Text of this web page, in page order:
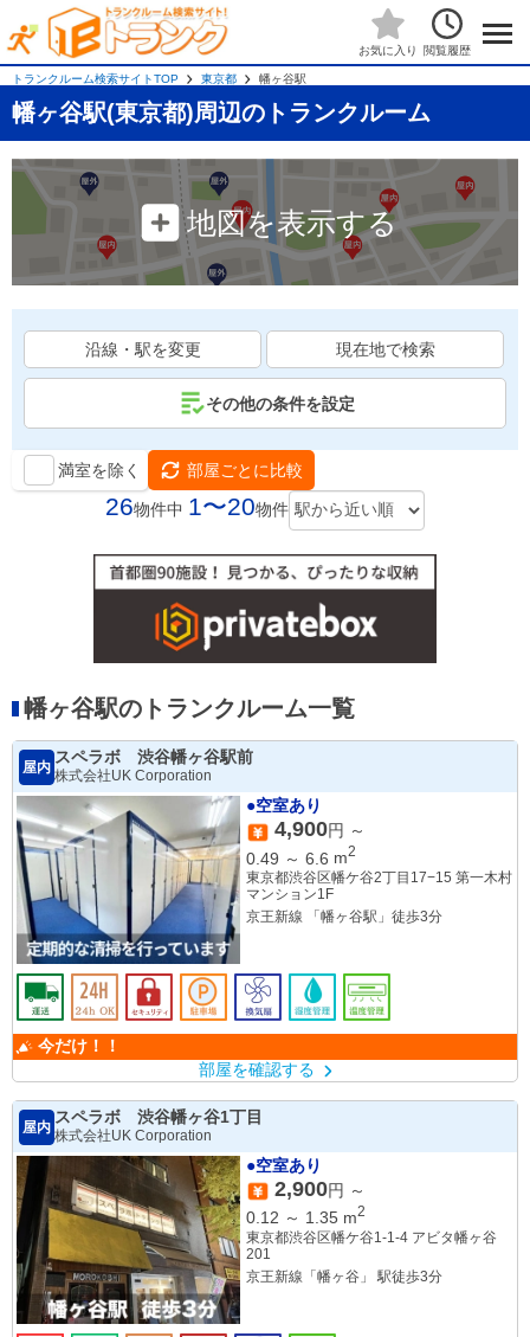
お気に入り 閲覧履歴
トランクルーム検索サイトTOP 東京都 幡ヶ谷駅
幡ヶ谷駅(東京都)周辺のトランクルーム
地図を表示する
沿線・駅を変更 現在地で検索
その他の条件を設定
満室を除く 部屋ごとに比較
26物件中 1〜20物件
幡ヶ谷駅のトランクルーム一覧
屋内
スペラボ 渋谷幡ヶ谷駅前
株式会社UK Corporation
●空室あり
4,900円 ～
0.49 ～ 6.6 m2
東京都渋谷区幡ケ谷2丁目17−15 第一木村
マンション1F
京王新線 「幡ヶ谷駅」徒歩3分
今だけ！！
部屋を確認する
屋内
スペラボ 渋谷幡ヶ谷1丁目
株式会社UK Corporation
●空室あり
2,900円 ～
0.12 ～ 1.35 m2
東京都渋谷区幡ケ谷1-1-4 アビタ幡ヶ谷
201
京王新線「幡ヶ谷」 駅徒歩3分